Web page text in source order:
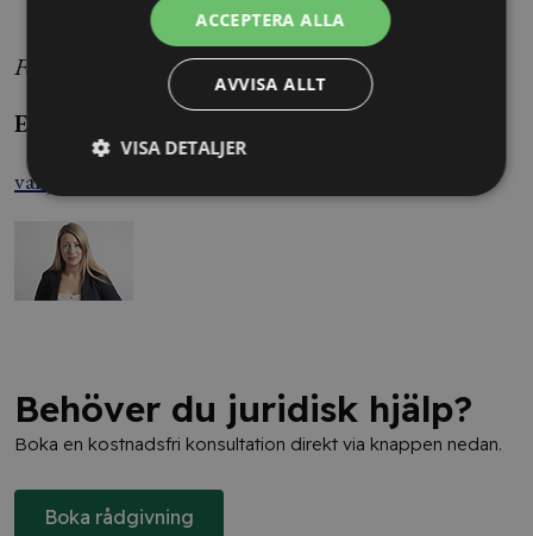
Foto: Henrik Montgomery/TT
Ebba Wigerström/Vanja Eriksson
vanja.eriksson@blendow.se
Behöver du juridisk hjälp?
Boka en kostnadsfri konsultation direkt via knappen nedan.
Boka rådgivning
ACCEPTERA ALLA
AVVISA ALLT
VISA DETALJER